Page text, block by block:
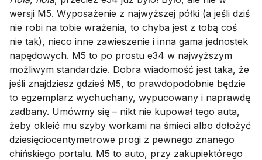
wersji M5. Wyposażenie z najwyższej półki (a jeśli dziś
nie robi na tobie wrażenia, to chyba jest z tobą coś
nie tak), nieco inne zawieszenie i inna gama jednostek
napędowych. M5 to po prostu e34 w najwyższym
możliwym standardzie. Dobra wiadomość jest taka, że
jeśli znajdziesz gdzieś M5, to prawdopodobnie będzie
to egzemplarz wychuchany, wypucowany i naprawdę
zadbany. Umówmy się – nikt nie kupował tego auta,
żeby okleić mu szyby workami na śmieci albo dołożyć
dziesięciocentymetrowe progi z pewnego znanego
chińskiego portalu. M5 to auto, przy zakupiektórego